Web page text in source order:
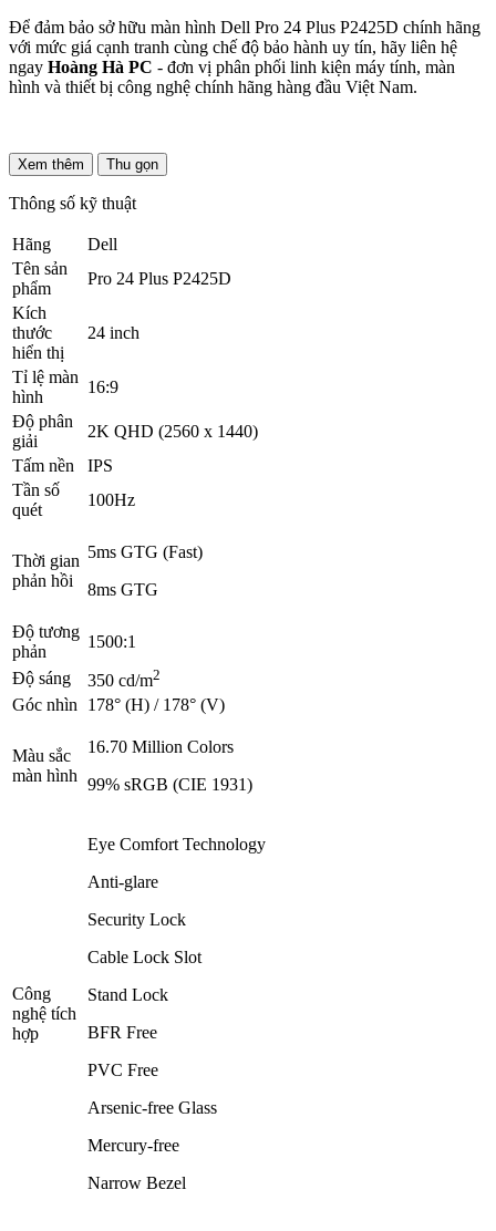
Để đảm bảo sở hữu màn hình Dell Pro 24 Plus P2425D chính hãng
với mức giá cạnh tranh cùng chế độ bảo hành uy tín, hãy liên hệ
ngay Hoàng Hà PC - đơn vị phân phối linh kiện máy tính, màn
hình và thiết bị công nghệ chính hãng hàng đầu Việt Nam.
Xem thêm Thu gọn
Thông số kỹ thuật
Hãng
Dell
Tên sản
phẩm
Pro 24 Plus P2425D
Kích
thước
hiển thị
24 inch
Tỉ lệ màn
hình
16:9
Độ phân
giải
2K QHD (2560 x 1440)
Tấm nền
IPS
Tần số
quét
100Hz
Thời gian
phản hồi
5ms GTG (Fast)
8ms GTG
Độ tương
phản
1500:1
Độ sáng
350 cd/m2
Góc nhìn 178° (H) / 178° (V)
Màu sắc
màn hình
16.70 Million Colors
99% sRGB (CIE 1931)
Công
nghệ tích
hợp
Eye Comfort Technology
Anti-glare
Security Lock
Cable Lock Slot
Stand Lock
BFR Free
PVC Free
Arsenic-free Glass
Mercury-free
Narrow Bezel